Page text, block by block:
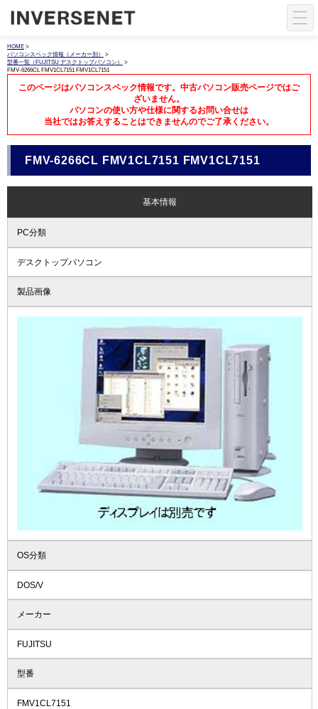
HOME >
パソコンスペック情報（メーカー別）
>
型番一覧（FUJITSU デスクトップパソコン）
>
FMV-6266CL FMV1CL7151 FMV1CL7151
このページはパソコンスペック情報です。中古パソコン販売ページではご
ざいません。
パソコンの使い方や仕様に関するお問い合せは
当社ではお答えすることはできませんのでご了承ください。
FMV-6266CL FMV1CL7151 FMV1CL7151
基本情報
PC分類
デスクトップパソコン
製品画像
OS分類
DOS/V
メーカー
FUJITSU
型番
FMV1CL7151